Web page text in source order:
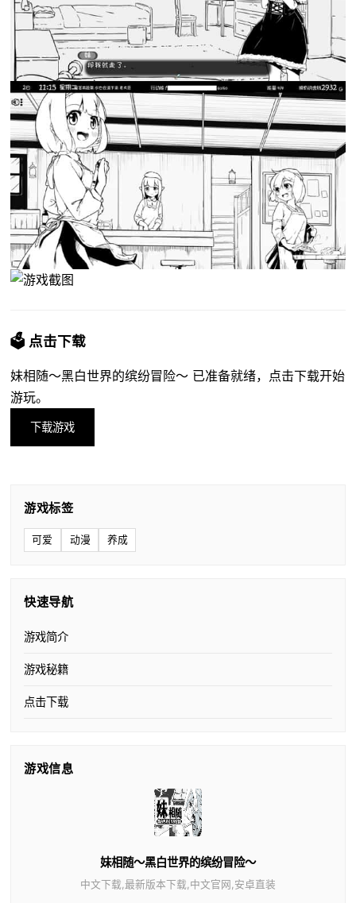
🗳️ 点击下载
妹相随～黑白世界的缤纷冒险～ 已准备就绪，点击下载开始
游玩。
下载游戏
游戏标签
可爱 动漫 养成
快速导航
游戏简介
游戏秘籍
点击下载
游戏信息
妹相随～黑白世界的缤纷冒险～
中文下载,最新版本下载,中文官网,安卓直装